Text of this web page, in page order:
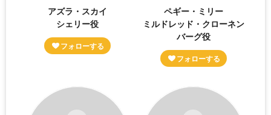
アズラ・スカイ
シェリー役
ペギー・ミリー
ミルドレッド・クローネン
バーグ役